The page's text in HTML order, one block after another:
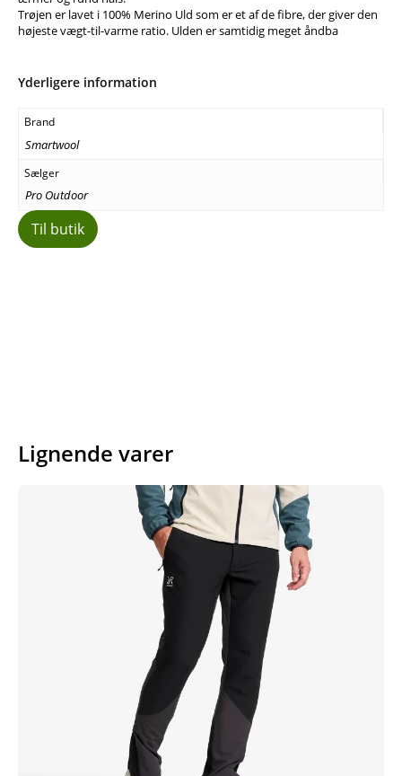
Trøjen er lavet i 100% Merino Uld som er et af de fibre, der giver den
højeste vægt-til-varme ratio. Ulden er samtidig meget åndba
Yderligere information
Brand
Smartwool
Sælger
Pro Outdoor
Til butik
Lignende varer